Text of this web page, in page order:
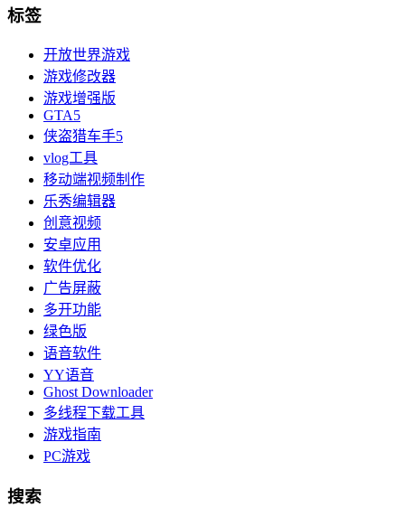
标签
开放世界游戏
游戏修改器
游戏增强版
GTA5
侠盗猎车手5
vlog工具
移动端视频制作
乐秀编辑器
创意视频
安卓应用
软件优化
广告屏蔽
多开功能
绿色版
语音软件
YY语音
Ghost Downloader
多线程下载工具
游戏指南
PC游戏
搜索